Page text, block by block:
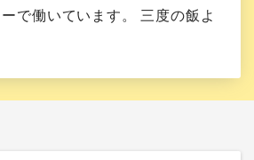
で働いています。 三度の飯よ